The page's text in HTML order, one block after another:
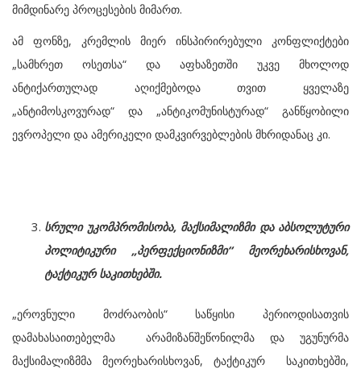
მიმდინარე პროცესების მიმართ.
ამ ფონზე, კრემლის მიერ ინსპირირებული კონფლიქტები
„სამხრეთ ოსეთსა“ და აფხაზეთში უკვე მხოლოდ
ანტიქართულად აღიქმებოდა თვით ყველაზე
„ანტიმოსკოვურად“ და „ანტიკომუნისტურად“ განწყობილი
ევროპელი და ამერიკელი დამკვირვებლების მხრიდანაც კი.
სრული უკომპრომისობა, მაქსიმალიზმი და აბსოლუტური
პოლიტიკური „პერფექციონიზმი“ მეორეხარისხოვან,
ტაქტიკურ საკითხებში.
„ეროვნული მოძრაობის“ საწყისი პერიოდისათვის
დამახასაითებელმა არამიზანშეწონილმა და უგუნურმა
მაქსიმალიზმმა მეორეხარისხოვან, ტაქტიკურ საკითხებში,